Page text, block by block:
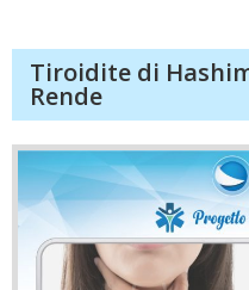
Tiroidite di
Rende